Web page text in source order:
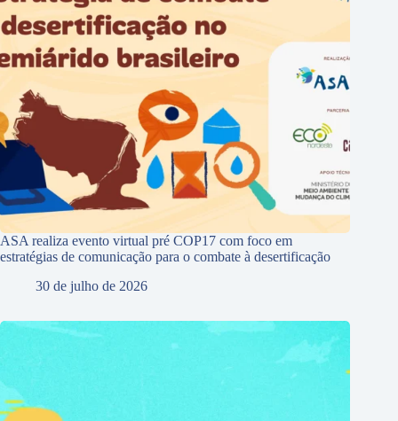
ASA realiza evento virtual pré COP17 com foco em
estratégias de comunicação para o combate à desertificação
30 de julho de 2026